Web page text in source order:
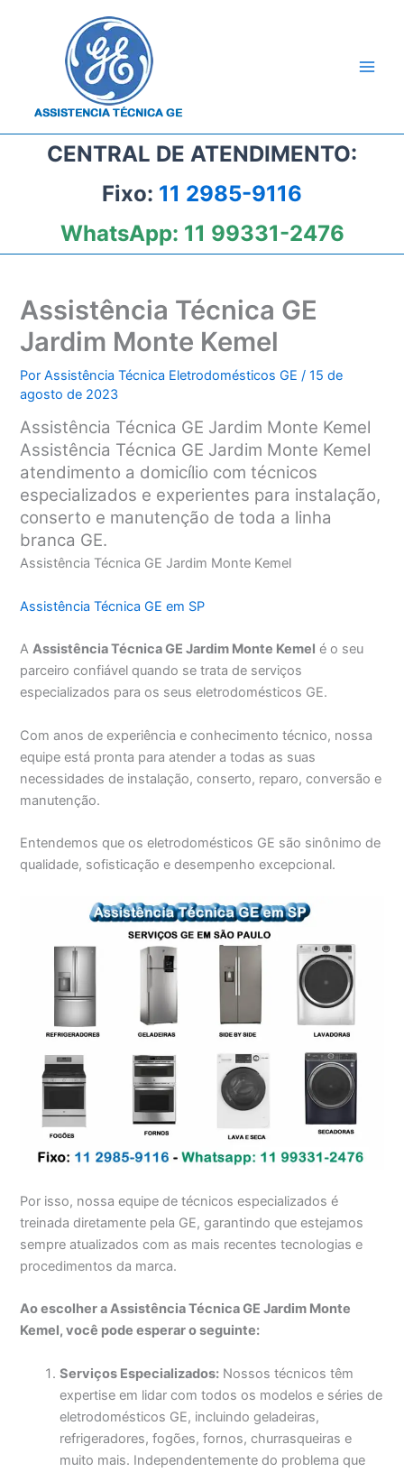
CENTRAL DE ATENDIMENTO:
Fixo: 11 2985-9116
WhatsApp: 11 99331-2476
Assistência Técnica GE
Jardim Monte Kemel
PorAssistência Técnica Eletrodomésticos GE/15 de
agosto de 2023
Assistência Técnica GE Jardim Monte Kemel
Assistência Técnica GE Jardim Monte Kemel
atendimento a domicílio com técnicos
especializados e experientes para instalação,
conserto e manutenção de toda a linha
branca GE.
Assistência Técnica GE Jardim Monte Kemel
Assistência Técnica GE em SP
AAssistência Técnica GE Jardim Monte Kemel é o seu
parceiro confiável quando se trata de serviços
especializados para os seus eletrodomésticos GE.
Com anos de experiência e conhecimento técnico, nossa
equipe está pronta para atender a todas as suas
necessidades de instalação, conserto, reparo, conversão e
manutenção.
Entendemos que os eletrodomésticos GE são sinônimo de
qualidade, sofisticação e desempenho excepcional.
Por isso, nossa equipe de técnicos especializados é
treinada diretamente pela GE, garantindo que estejamos
sempre atualizados com as mais recentes tecnologias e
procedimentos da marca.
Ao escolher a Assistência Técnica GE Jardim Monte
Kemel, você pode esperar o seguinte:
Serviços Especializados: Nossos técnicos têm
expertise em lidar com todos os modelos e séries de
eletrodomésticos GE, incluindo geladeiras,
refrigeradores, fogões, fornos, churrasqueiras e
muito mais. Independentemente do problema que